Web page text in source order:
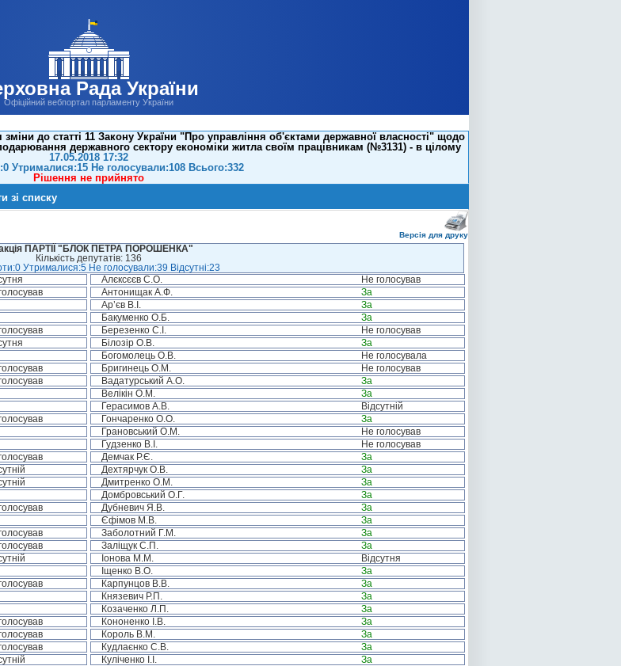
Рада України
Офіційний вебпортал парламенту України
до статті 11 Закону України "Про управління об'єктами державної власності" щодо
державного сектору економіки житла своїм працівникам (№3131) - в цілому
17.05.2018 17:32
Утрималися:15 Не голосували:108 Всього:332
Рішення не прийнято
зі списку
Версія для друку
ПАРТІЇ "БЛОК ПЕТРА ПОРОШЕНКА"
Кількість депутатів: 136
Утрималися:5 Не голосували:39 Відсутні:23
Алєксєєв С.О.
Не голосував
Антонищак А.Ф.
За
Ар’єв В.І.
За
Бакуменко О.Б.
За
Березенко С.І.
Не голосував
Білозір О.В.
За
Богомолець О.В.
Не голосувала
Бригинець О.М.
Не голосував
Вадатурський А.О.
За
Велікін О.М.
За
Герасимов А.В.
Відсутній
Гончаренко О.О.
За
Грановський О.М.
Не голосував
Гудзенко В.І.
Не голосував
Демчак Р.Є.
За
Дехтярчук О.В.
За
Дмитренко О.М.
За
Домбровський О.Г.
За
Дубневич Я.В.
За
Єфімов М.В.
За
Заболотний Г.М.
За
Заліщук С.П.
За
Іонова М.М.
Відсутня
Іщенко В.О.
За
Карпунцов В.В.
За
Князевич Р.П.
За
Козаченко Л.П.
За
Кононенко І.В.
За
Король В.М.
За
Кудлаєнко С.В.
За
Куліченко І.І.
За